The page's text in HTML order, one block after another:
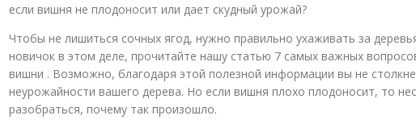
если вишня не плодоносит или дает скудный урожай?
Чтобы не лишиться сочных ягод, нужно правильно ухаживать за
новичок в этом деле, прочитайте нашу статью 7 самых важных
вишни . Возможно, благодаря этой полезной информации вы не
неурожайности вашего дерева. Но если вишня плохо плодоносит, то
разобраться, почему так произошло.